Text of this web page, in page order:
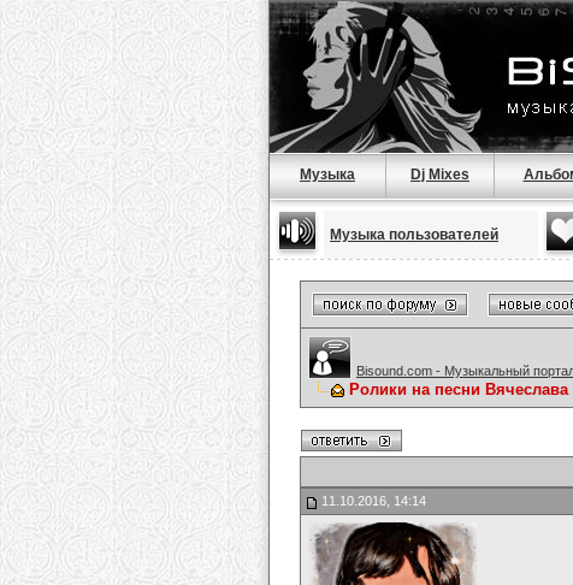
Музыка Dj Mixes
Музыка пользователей
Bisound.com - Музыкальный
Ролики на песни
11.10.2016, 14:14